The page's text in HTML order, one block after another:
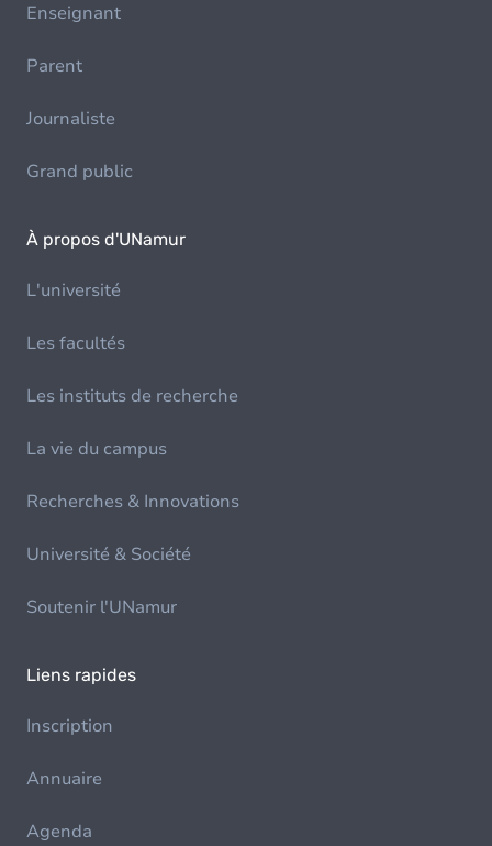
Enseignant
Parent
Journaliste
Grand public
À propos d'UNamur
L'université
Les facultés
Les instituts de recherche
La vie du campus
Recherches & Innovations
Université & Société
Soutenir l'UNamur
Liens rapides
Inscription
Annuaire
Agenda